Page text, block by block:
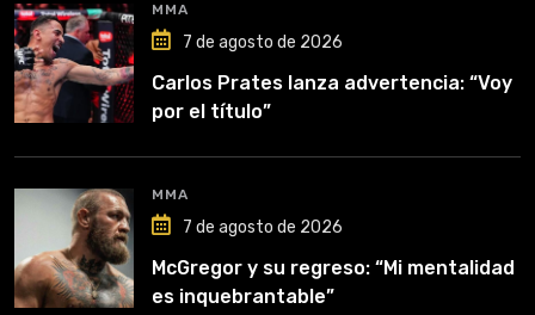
MMA
7 de agosto de 2026
Carlos Prates lanza advertencia: “Voy
por el título”
MMA
7 de agosto de 2026
McGregor y su regreso: “Mi mentalidad
es inquebrantable”